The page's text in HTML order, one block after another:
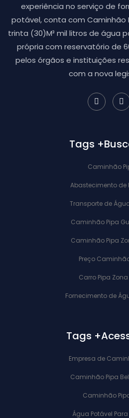
experiência no serviço de
potável, conta com Caminhão
trinta (30)M³ mil litros de água
própria com reservatório de
pelos órgãos e instituições
com a nova
Tags
Caminhão
Abastecimento de
Transporte de
Caminhão Pipa
Caminhão Pipa
Preço
Carro Pipa Zona
Fornecimento de
Tags
Empresa de
Caminhão Pipa
Caminhão
Água Potável